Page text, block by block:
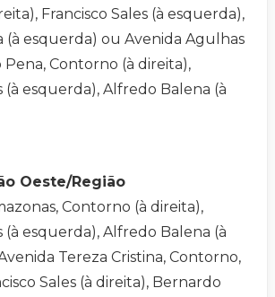
Francisco Sales (à esquerda),
(à esquerda) ou Avenida Agulhas
Pena, Contorno (à direita),
(à esquerda), Alfredo Balena (à
Oeste/Região
Contorno (à direita),
(à esquerda), Alfredo Balena (à
Tereza Cristina, Contorno,
Sales (à direita), Bernardo